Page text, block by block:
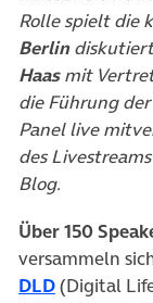
Rolle spielt die
Berlindiskutiert
Haasmit
die Führung
Panel live
des
Blog.
Über 150
versammeln
DLD(öffnet in
(Digital